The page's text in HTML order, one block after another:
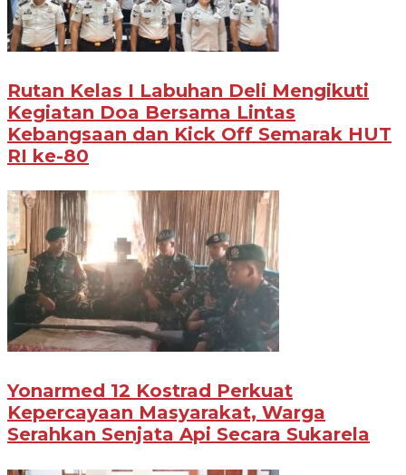
Rutan Kelas I Labuhan Deli Mengikuti
Kegiatan Doa Bersama Lintas
Kebangsaan dan Kick Off Semarak HUT
RI ke-80
Yonarmed 12 Kostrad Perkuat
Kepercayaan Masyarakat, Warga
Serahkan Senjata Api Secara Sukarela